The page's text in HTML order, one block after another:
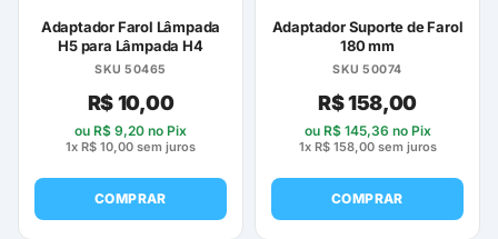
Adaptador Farol Lâmpada
H5 para Lâmpada H4
SKU 50465
R$10,00
ou R$ 9,20 no Pix
1x R$ 10,00 sem juros
COMPRAR
Adaptador Suporte de Farol
180 mm
SKU 50074
R$158,00
ou R$145,36 no Pix
1x R$158,00sem juros
COMPRAR